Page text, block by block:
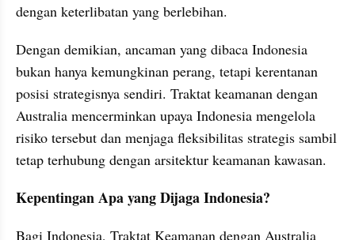
dengan keterlibatan yang berlebihan.
Dengan demikian, ancaman yang dibaca Indonesia
bukan hanya kemungkinan perang, tetapi kerentanan
posisi strategisnya sendiri. Traktat keamanan dengan
Australia mencerminkan upaya Indonesia mengelola
risiko tersebut dan menjaga fleksibilitas strategis sambil
tetap terhubung dengan arsitektur keamanan kawasan.
Kepentingan Apa yang Dijaga Indonesia?
Bagi Indonesia, Traktat Keamanan dengan Australia